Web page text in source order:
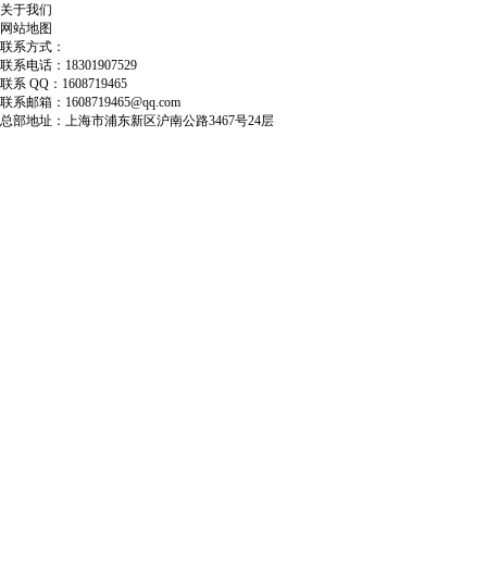
关于我们
网站地图
联系方式：
联系电话：18301907529
联系 QQ：1608719465
联系邮箱：1608719465@qq.com
总部地址：上海市浦东新区沪南公路3467号24层